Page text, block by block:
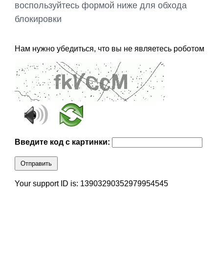
воспользуйтесь формой ниже для обхода
блокировки
Нам нужно убедиться, что вы не являетесь роботом
Введите код с картинки:
Отправить
Your support ID is: 13903290352979954545